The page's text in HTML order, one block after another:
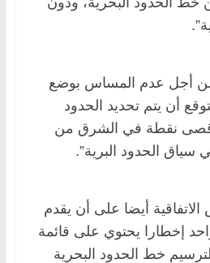
أجل عدم المساس بوضع
أن يتم تحديد الحدود
أقصى نقطة في الشرق من
سياق الحدود البرية”.
أيضا على أن يقدم
إخطارا يحتوي على قائمة
لترسيم خط الحدود البحرية